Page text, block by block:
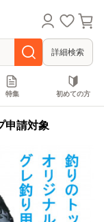
詳細検索
特集 初めての方
申請対象